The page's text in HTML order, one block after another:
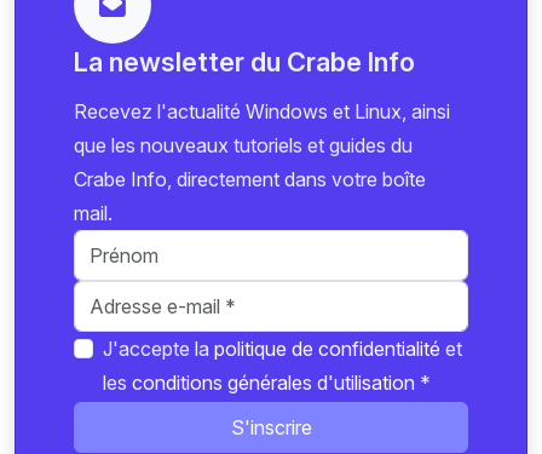
La newsletter du Crabe Info
Recevez l'actualité Windows et Linux, ainsi
que les nouveaux tutoriels et guides du
Crabe Info, directement dans votre boîte
mail.
J'accepte la politique de confidentialité et
les conditions générales d'utilisation *
S'inscrire